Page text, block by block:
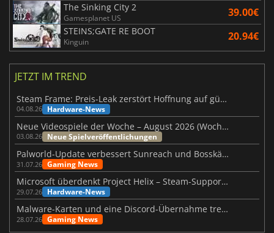
The Sinking City 2
Gamesplanet US 39.00€
STEINS;GATE RE BOOT
Kinguin 20.94€
JETZT IM TREND
Steam Frame: Preis-Leak zerstört Hoffnung auf günstiges VR-Headset
04.08.26 Hardware-News
Neue Videospiele der Woche – August 2026 (Woche 32)
03.08.26 Neue Spielveröffentlichungen
Palworld-Update verbessert Sunreach und Bosskämpfe deutlich
31.07.26 Gaming News
Microsoft überdenkt Project Helix – Steam-Support gefährdet
29.07.26 Hardware-News
Malware-Karten und eine Discord-Übernahme treffen Meccha Chameleon
28.07.26 Gaming News